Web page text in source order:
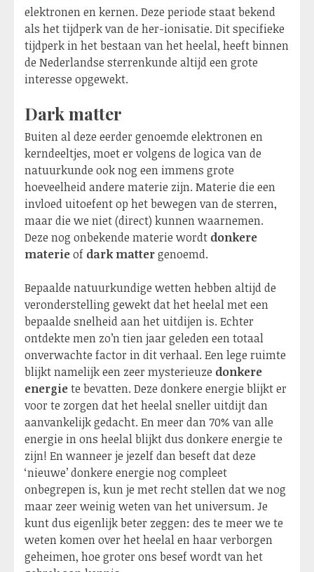
elektronen en kernen. Deze periode staat bekend
als het tijdperk van de her-ionisatie. Dit specifieke
tijdperk in het bestaan van het heelal, heeft binnen
de Nederlandse sterrenkunde altijd een grote
interesse opgewekt.
Dark matter
Buiten al deze eerder genoemde elektronen en
kerndeeltjes, moet er volgens de logica van de
natuurkunde ook nog een immens grote
hoeveelheid andere materie zijn. Materie die een
invloed uitoefent op het bewegen van de sterren,
maar die we niet (direct) kunnen waarnemen.
Deze nog onbekende materie wordt donkere
materieof dark mattergenoemd.
Bepaalde natuurkundige wetten hebben altijd de
veronderstelling gewekt dat het heelal met een
bepaalde snelheid aan het uitdijen is. Echter
ontdekte men zo’n tien jaar geleden een totaal
onverwachte factor in dit verhaal. Een lege ruimte
blijkt namelijk een zeer mysterieuze donkere
energiete bevatten. Deze donkere energie blijkt er
voor te zorgen dat het heelal sneller uitdijt dan
aanvankelijk gedacht. En meer dan 70% van alle
energie in ons heelal blijkt dus donkere energie te
zijn! En wanneer je jezelf dan beseft dat deze
‘nieuwe’ donkere energie nog compleet
onbegrepen is, kun je met recht stellen dat we nog
maar zeer weinig weten van het universum. Je
kunt dus eigenlijk beter zeggen: des te meer we te
weten komen over het heelal en haar verborgen
geheimen, hoe groter ons besef wordt van het